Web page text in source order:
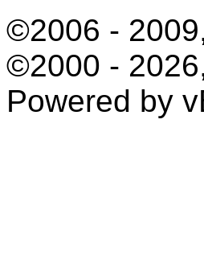
©2006 -
©2000 -
Powered by